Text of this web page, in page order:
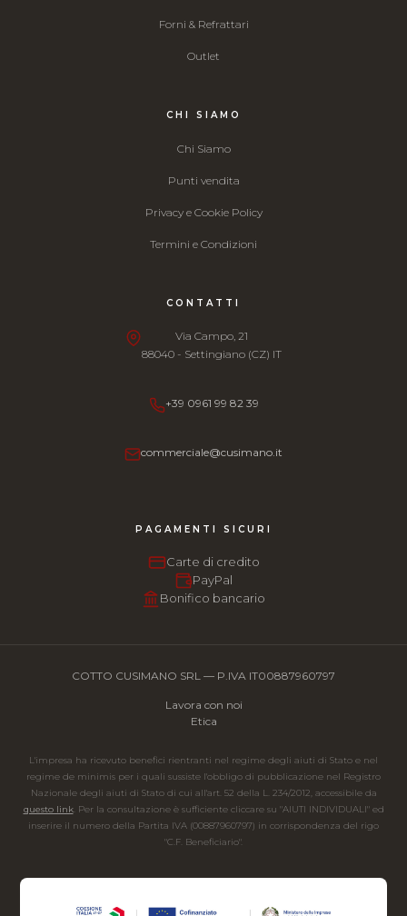
Forni & Refrattari
Outlet
CHI SIAMO
Chi Siamo
Punti vendita
Privacy e Cookie Policy
Termini e Condizioni
CONTATTI
Via Campo, 21
88040 - Settingiano (CZ) IT
+39 0961 99 82 39
commerciale@cusimano.it
PAGAMENTI SICURI
Carte di credito
PayPal
Bonifico bancario
COTTO CUSIMANO SRL — P.IVA IT00887960797
Lavora con noi
Etica
L'impresa ha ricevuto benefici rientranti nel regime degli aiuti di Stato e nel
regime de minimis per i quali sussiste l'obbligo di pubblicazione nel Registro
Nazionale degli aiuti di Stato di cui all'art. 52 della L. 234/2012, accessibile da
questo link. Per la consultazione è sufficiente cliccare su "AIUTI INDIVIDUALI" ed
inserire il numero della Partita IVA (00887960797) in corrispondenza del rigo
"C.F. Beneficiario".